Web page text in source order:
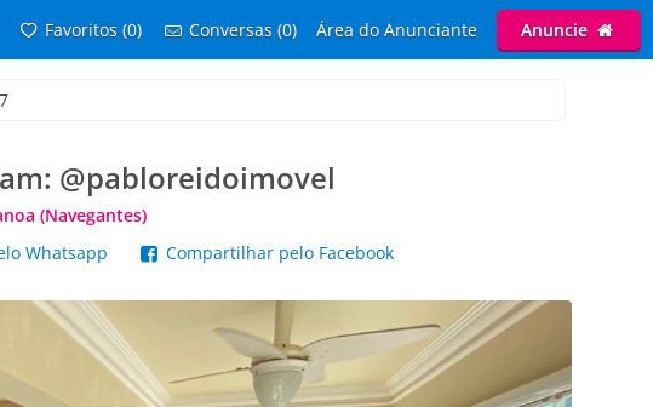
Favoritos (0) Conversas (0) Área do Anunciante Anuncie
@pabloreidoimovel
(Navegantes)
Whatsapp Compartilhar pelo Facebook